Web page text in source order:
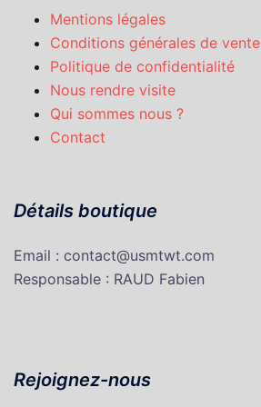
Mentions légales
Conditions générales de vente
Politique de confidentialité
Nous rendre visite
Qui sommes nous ?
Contact
Détails boutique
Email : contact@usmtwt.com
Responsable : RAUD Fabien
Rejoignez-nous